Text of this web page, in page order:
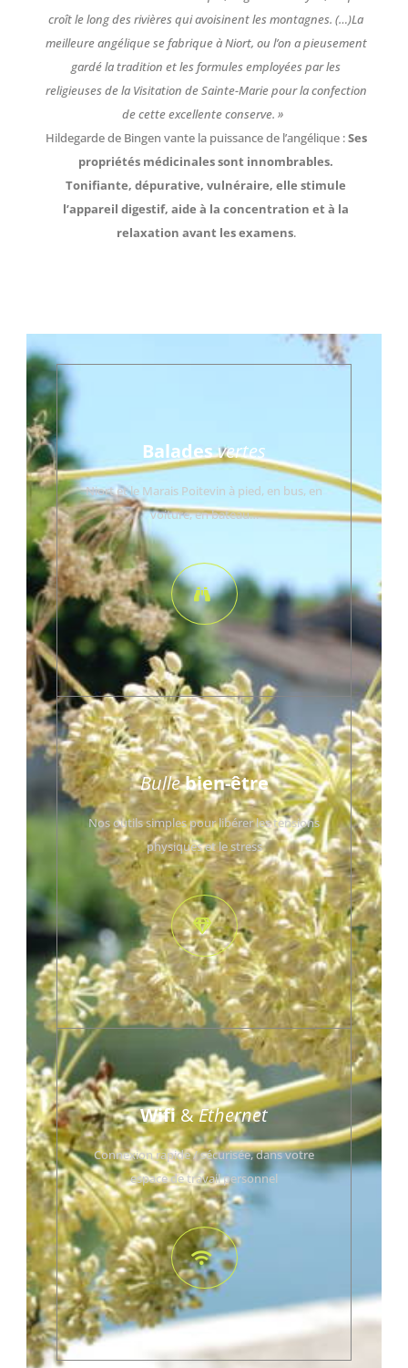
croît le long des rivières qui avoisinent les montagnes. (…)La
meilleure angélique se fabrique à Niort, ou l’on a pieusement
gardé la tradition et les formules employées par les
religieuses de la Visitation de Sainte-Marie pour la confection
de cette excellente conserve. »
Hildegarde de Bingen vante la puissance de l’angélique :Ses
propriétés médicinales sont innombrables.
Tonifiante, dépurative, vulnéraire, elle stimule
l’appareil digestif, aide à la concentration et à la
relaxation avant les examens.
Baladesvertes
Niort et le Marais Poitevin à pied, en bus, en
voiture, en bateau…
Bullebien-être
Nos outils simples pour libérer les tensions
physiques et le stress
Wifi&Ethernet
Connexion rapide / sécurisée, dans votre
espace de travail personnel